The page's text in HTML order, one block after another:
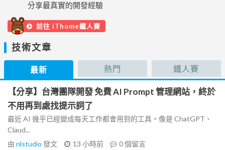
分享最真實的開發經驗
前往 iThome鐵人賽
技術文章
最新 熱門 鐵人賽
【分享】台灣團隊開發 免費 AI Prompt 管理網站，終於
不用再到處找提示詞了
最近 AI 幾乎已經變成每天工作都會用到的工具。像是 ChatGPT、
Claud...
由 nlstudio 發文 13 小時前 0個留言